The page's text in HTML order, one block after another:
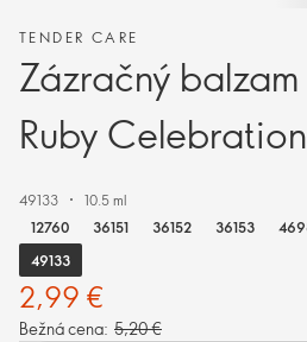
TENDER CARE
Zázračný balzam
Ruby Celebration
49133
10.5 ml
12760
36151 36152 36153
49133
2,99 €
Bežná cena: 5,20 €